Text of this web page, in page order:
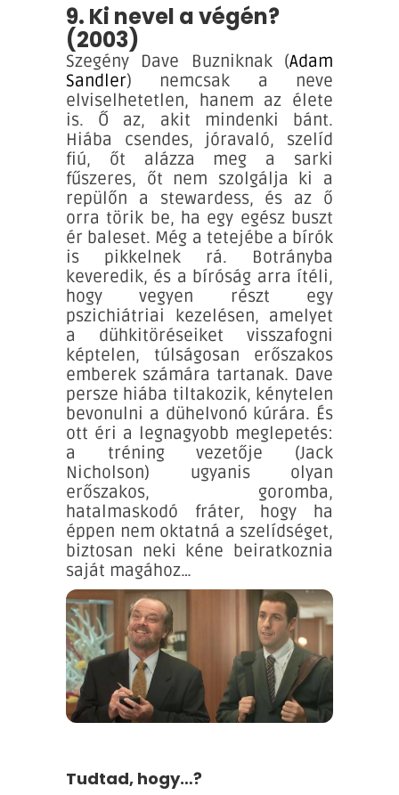
9. Ki nevel a végén?
(2003)
Szegény Dave Buzniknak (Adam
Sandler) nemcsak a neve
elviselhetetlen, hanem az élete
is. Ő az, akit mindenki bánt.
Hiába csendes, jóravaló, szelíd
fiú, őt alázza meg a sarki
fűszeres, őt nem szolgálja ki a
repülőn a stewardess, és az ő
orra törik be, ha egy egész buszt
ér baleset. Még a tetejébe a bírók
is pikkelnek rá. Botrányba
keveredik, és a bíróság arra ítéli,
hogy vegyen részt egy
pszichiátriai kezelésen, amelyet
a dühkitöréseiket visszafogni
képtelen, túlságosan erőszakos
emberek számára tartanak. Dave
persze hiába tiltakozik, kénytelen
bevonulni a dühelvonó kúrára. És
ott éri a legnagyobb meglepetés:
a tréning vezetője (Jack
Nicholson) ugyanis olyan
erőszakos, goromba,
hatalmaskodó fráter, hogy ha
éppen nem oktatná a szelídséget,
biztosan neki kéne beiratkoznia
saját magához…
Tudtad, hogy…?